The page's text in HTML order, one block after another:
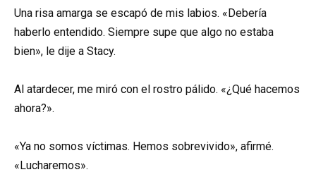
Una risa amarga se escapó de mis labios. «Debería
haberlo entendido. Siempre supe que algo no estaba
bien», le dije a Stacy.
Al atardecer, me miró con el rostro pálido. «¿Qué hacemos
ahora?».
«Ya no somos víctimas. Hemos sobrevivido», afirmé.
«Lucharemos».